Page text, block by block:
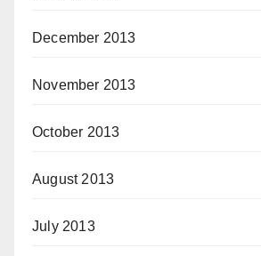
December 2013
November 2013
October 2013
August 2013
July 2013